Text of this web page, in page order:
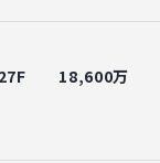
27F 18,600万